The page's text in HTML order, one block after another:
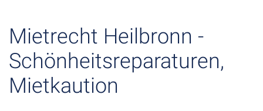
Mietrecht Heilbronn -
Schönheitsreparaturen,
Mietkaution